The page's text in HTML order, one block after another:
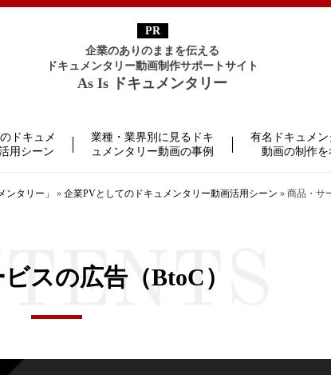
企業のありのままを伝える
ドキュメンタリー動画制作サポートサイト
As Is ドキュメンタリー
ドキュメ
用シーン
業種・業界別に見るドキ
ュメンタリー動画の事例
有名ドキュメ
動画の制作を
タリー」 » 企業PVとしてのドキュメンタリー動画活用シーン » 商品・サ
スの広告（BtoC）